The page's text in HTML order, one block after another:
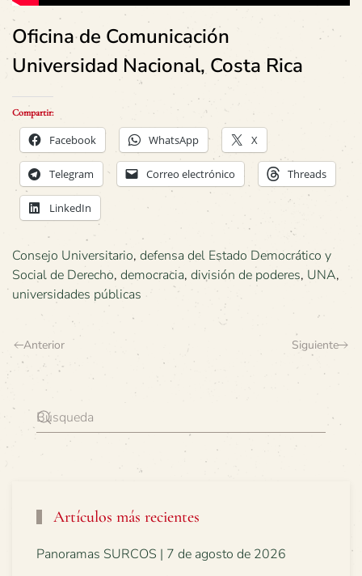
Oficina de Comunicación
Universidad Nacional, Costa Rica
Compartir:
Facebook WhatsApp X
Telegram Correo electrónico Threads
LinkedIn
Consejo Universitario, defensa del Estado Democrático y
Social de Derecho, democracia, división de poderes, UNA,
universidades públicas
Anterior Siguiente
Artículos más recientes
Panoramas SURCOS | 7 de agosto de 2026